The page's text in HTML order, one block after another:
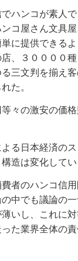
ハンコが素人
コ屋さん文具
に提供できる
、３００００
三文判を揃え
た。
々の激安の価
る日本経済の
造は変化してい
者のハンコ信
中でも議論の
いし、これに
た業界全体の